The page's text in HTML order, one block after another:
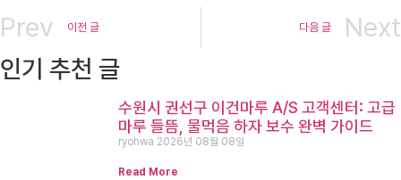
Prev 이전 글 다음 글 Next
인기 추천 글
수원시 권선구 이건마루 A/S 고객센터: 고급
마루 들뜸, 물먹음 하자 보수 완벽 가이드
ryohwa 2026년 08월 08일
Read More